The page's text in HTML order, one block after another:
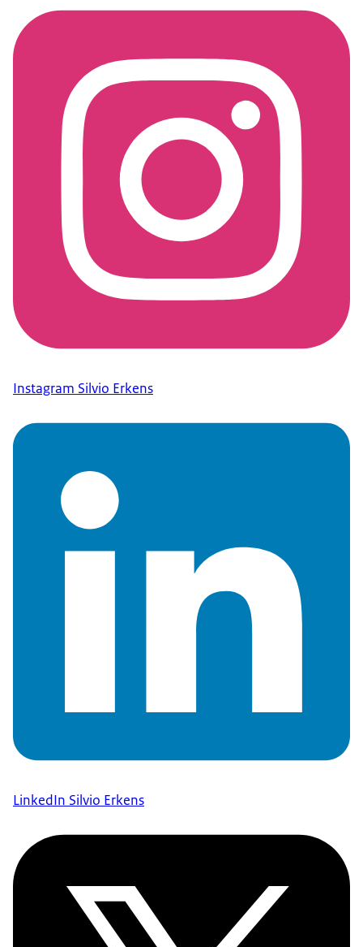
Instagram Silvio Erkens
LinkedIn Silvio Erkens